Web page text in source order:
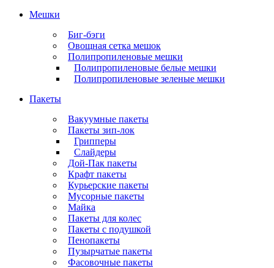
Мешки
Биг-бэги
Овощная сетка мешок
Полипропиленовые мешки
Полипропиленовые белые мешки
Полипропиленовые зеленые мешки
Пакеты
Вакуумные пакеты
Пакеты зип-лок
Грипперы
Слайдеры
Дой-Пак пакеты
Крафт пакеты
Курьерские пакеты
Мусорные пакеты
Майка
Пакеты для колес
Пакеты с подушкой
Пенопакеты
Пузырчатые пакеты
Фасовочные пакеты